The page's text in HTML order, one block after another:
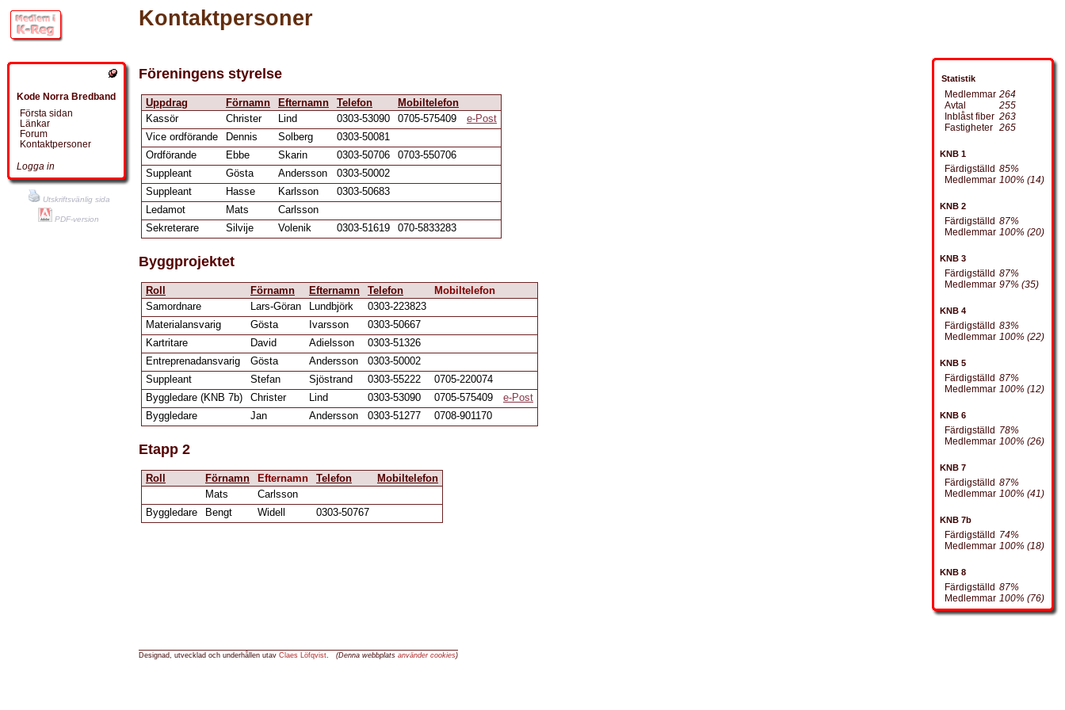
Kode Norra Bredband
Första sidan
Länkar
Forum
Kontaktpersoner
Logga in
Utskriftsvänlig sida
PDF-version
Kontaktpersoner
Föreningens styrelse
Uppdrag Förnamn Efternamn Telefon
Mobiltelefon
Kassör
Christer Lind 0303-53090 0705-575409
e-Post
Vice ordförande
Dennis Solberg
0303-50081
Ordförande
Ebbe Skarin 0303-50706
0703-550706
Suppleant
Gösta Andersson
0303-50002
Suppleant
Hasse Karlsson
0303-50683
Ledamot
Mats
Carlsson
Sekreterare
Silvije Volenik 0303-51619 070-5833283
Byggprojektet
Roll Förnamn Efternamn Telefon
Mobiltelefon
Samordnare
Lars-Göran Lundbjörk
0303-223823
Materialansvarig
Gösta Ivarsson
0303-50667
Kartritare
David Adielsson
0303-51326
Entreprenadansvarig
Gösta Andersson
0303-50002
Suppleant
Stefan Sjöstrand 0303-55222
0705-220074
Byggledare (KNB 7b)
Christer Lind 0303-53090 0705-575409
e-Post
Byggledare
Jan Andersson 0303-51277 0708-901170
Etapp 2
Roll Förnamn Efternamn Telefon
Mobiltelefon
Mats
Carlsson
Byggledare
Bengt Widell 0303-50767
Statistik
Medlemmar 264
Avtal
255
Inblåst fiber 263
Fastigheter 265
KNB 1
Färdigställd 85%
Medlemmar 100% (14)
KNB 2
Färdigställd 87%
Medlemmar 100% (20)
KNB 3
Färdigställd 87%
Medlemmar 97% (35)
KNB 4
Färdigställd 83%
Medlemmar 100% (22)
KNB 5
Färdigställd 87%
Medlemmar 100% (12)
KNB 6
Färdigställd 78%
Medlemmar 100% (26)
KNB 7
Färdigställd 87%
Medlemmar 100% (41)
KNB 7b
Färdigställd 74%
Medlemmar 100% (18)
KNB 8
Färdigställd 87%
Medlemmar 100% (76)
Designad, utvecklad och underhållen utav Claes Löfqvist. (Denna webbplats använder cookies)